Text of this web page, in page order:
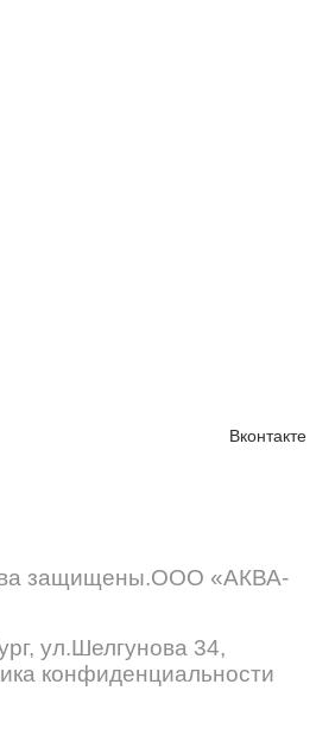
Вконтакте
защищены.ООО «АКВА-
ул.Шелгунова 34,
конфиденциальности